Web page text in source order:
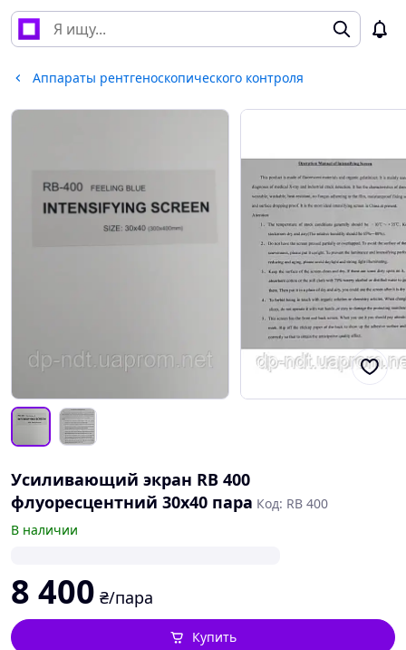
Аппараты рентгеноскопического контроля
Усиливающий экран RB 400
флуоресцентний 30x40 пара Код: RB 400
В наличии
8 400 ₴/пара
Купить